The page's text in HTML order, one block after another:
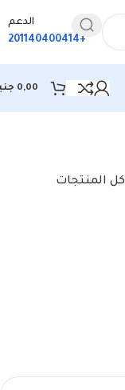
الدعم
+201140400414
0,00
كل المنتجات